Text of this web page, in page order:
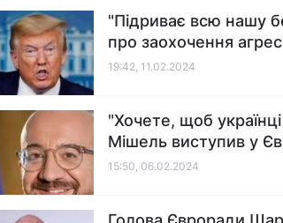
"Підриває всю нашу
про заохочення
19:42, 11.02.2024
"Хочете, щоб
Мішель виступив у
15:50, 06.02.2024